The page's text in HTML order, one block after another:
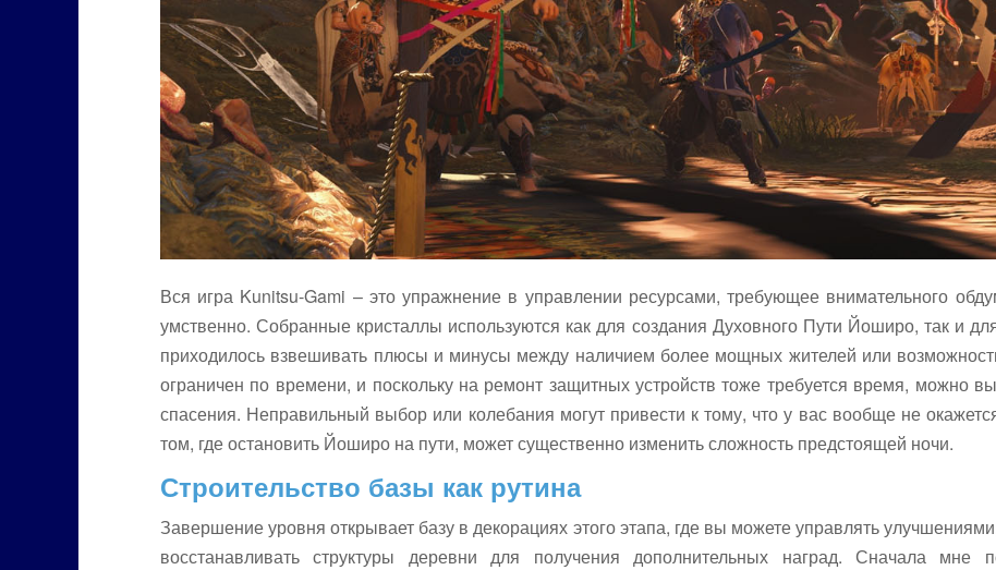
Вся игра Kunitsu-Gami – это упражнение в управлении ресурсами, требующее внимательного
умственно. Собранные кристаллы используются как для создания Духовного Пути Йоширо, так и
приходилось взвешивать плюсы и минусы между наличием более мощных жителей или
ограничен по времени, и поскольку на ремонт защитных устройств тоже требуется время, можно
спасения. Неправильный выбор или колебания могут привести к тому, что у вас вообще не
том, где остановить Йоширо на пути, может существенно изменить сложность предстоящей ночи.
Строительство базы как рутина
Завершение уровня открывает базу в декорациях этого этапа, где вы можете управлять
восстанавливать структуры деревни для получения дополнительных наград. Сначала